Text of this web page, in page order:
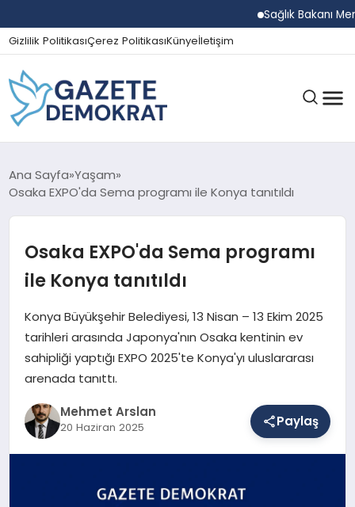
Sağlık Bakanı
Gizlilik PolitikasıÇerez PolitikasıKünyeİletişim
GÜNDEM
SPOR
SAĞLIK
Ana Sayfa Yaşam
Osaka EXPO'da Sema programı ile Konya tanıtıldı
Osaka EXPO'da Sema programı
ile Konya tanıtıldı
Konya Büyükşehir Belediyesi, 13 Nisan – 13 Ekim 2025
tarihleri arasında Japonya'nın Osaka kentinin ev
sahipliği yaptığı EXPO 2025'te Konya'yı uluslararası
arenada tanıttı.
Mehmet Arslan
20 Haziran 2025 Paylaş